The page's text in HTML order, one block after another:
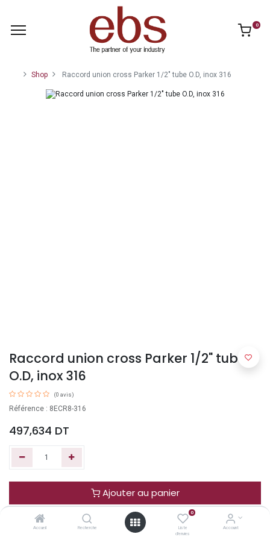
Accueil Recherche
0
Liste
d'envies
Account
0
Shop Raccord union cross Parker 1/2" tube O.D, inox 316
Raccord union cross Parker 1/2" tube
O.D, inox 316
(0 avis)
Référence : 8ECR8-316
497,634 DT
Ajouter au panier
Acheter maintenant